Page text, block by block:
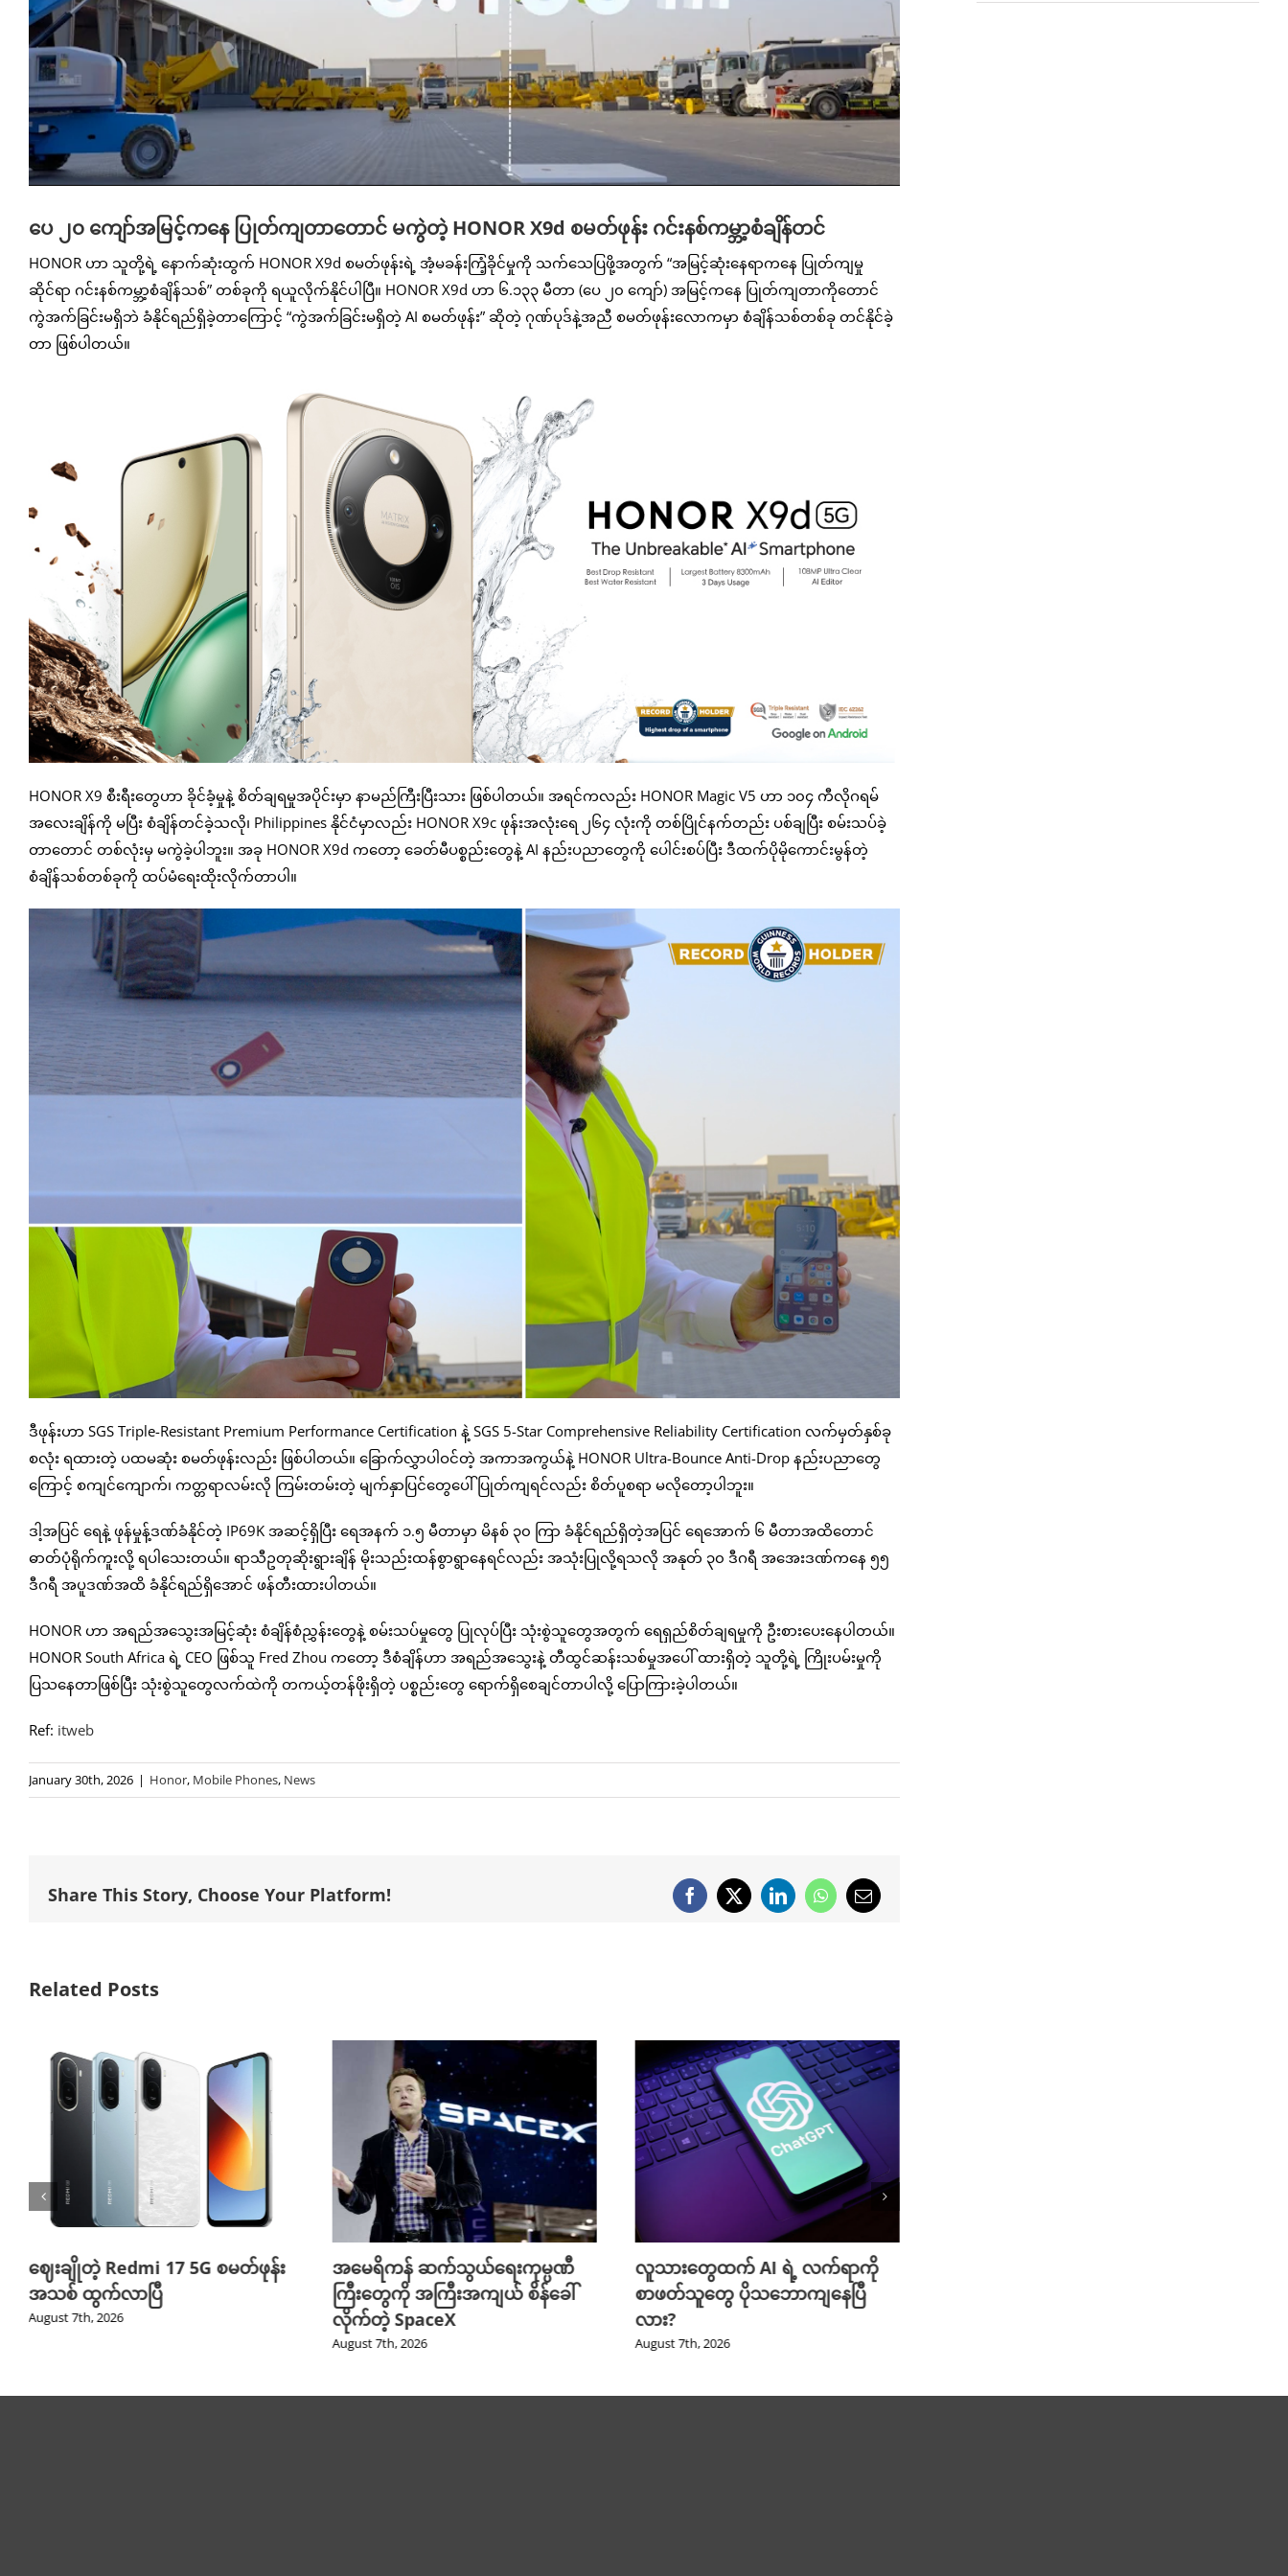
ပေ ၂၀ ကျော်အမြင့်ကနေ ပြုတ်ကျတာတောင် မကွဲတဲ့ HONOR X9d စမတ်ဖုန်း ဂင်းနစ်ကမ္ဘာ့စံချိန်တင်
HONOR ဟာ သူတို့ရဲ့ နောက်ဆုံးထွက် HONOR X9d စမတ်ဖုန်းရဲ့ အံ့မခန်းကြံ့ခိုင်မှုကို သက်သေပြဖို့အတွက် “အမြင့်ဆုံးနေရာကနေ ပြုတ်ကျမှု
ဆိုင်ရာ ဂင်းနစ်ကမ္ဘာ့စံချိန်သစ်” တစ်ခုကို ရယူလိုက်နိုင်ပါပြီ။ HONOR X9d ဟာ ၆.၁၃၃ မီတာ (ပေ ၂၀ ကျော်) အမြင့်ကနေ ပြုတ်ကျတာကိုတောင်
ကွဲအက်ခြင်းမရှိဘဲ ခံနိုင်ရည်ရှိခဲ့တာကြောင့် “ကွဲအက်ခြင်းမရှိတဲ့ AI စမတ်ဖုန်း” ဆိုတဲ့ ဂုဏ်ပုဒ်နဲ့အညီ စမတ်ဖုန်းလောကမှာ စံချိန်သစ်တစ်ခု တင်နိုင်ခဲ့
တာ ဖြစ်ပါတယ်။
HONOR X9 စီးရီးတွေဟာ ခိုင်ခံ့မှုနဲ့ စိတ်ချရမှုအပိုင်းမှာ နာမည်ကြီးပြီးသား ဖြစ်ပါတယ်။ အရင်ကလည်း HONOR Magic V5 ဟာ ၁၀၄ ကီလိုဂရမ်
အလေးချိန်ကို မပြီး စံချိန်တင်ခဲ့သလို၊ Philippines နိုင်ငံမှာလည်း HONOR X9c ဖုန်းအလုံးရေ ၂၆၄ လုံးကို တစ်ပြိုင်နက်တည်း ပစ်ချပြီး စမ်းသပ်ခဲ့
တာတောင် တစ်လုံးမှ မကွဲခဲ့ပါဘူး။ အခု HONOR X9d ကတော့ ခေတ်မီပစ္စည်းတွေနဲ့ AI နည်းပညာတွေကို ပေါင်းစပ်ပြီး ဒီထက်ပိုမိုကောင်းမွန်တဲ့
စံချိန်သစ်တစ်ခုကို ထပ်မံရေးထိုးလိုက်တာပါ။
ဒီဖုန်းဟာ SGS Triple-Resistant Premium Performance Certification နဲ့ SGS 5-Star Comprehensive Reliability Certification လက်မှတ်နှစ်ခု
စလုံး ရထားတဲ့ ပထမဆုံး စမတ်ဖုန်းလည်း ဖြစ်ပါတယ်။ ခြောက်လွှာပါဝင်တဲ့ အကာအကွယ်နဲ့ HONOR Ultra-Bounce Anti-Drop နည်းပညာတွေ
ကြောင့် စကျင်ကျောက်၊ ကတ္တရာလမ်းလို ကြမ်းတမ်းတဲ့ မျက်နှာပြင်တွေပေါ် ပြုတ်ကျရင်လည်း စိတ်ပူစရာ မလိုတော့ပါဘူး။
ဒါ့အပြင် ရေနဲ့ ဖုန်မှုန့်ဒဏ်ခံနိုင်တဲ့ IP69K အဆင့်ရှိပြီး ရေအနက် ၁.၅ မီတာမှာ မိနစ် ၃၀ ကြာ ခံနိုင်ရည်ရှိတဲ့အပြင် ရေအောက် ၆ မီတာအထိတောင်
ဓာတ်ပုံရိုက်ကူးလို့ ရပါသေးတယ်။ ရာသီဥတုဆိုးရွားချိန် မိုးသည်းထန်စွာရွာနေရင်လည်း အသုံးပြုလို့ရသလို အနုတ် ၃၀ ဒီဂရီ အအေးဒဏ်ကနေ ၅၅
ဒီဂရီ အပူဒဏ်အထိ ခံနိုင်ရည်ရှိအောင် ဖန်တီးထားပါတယ်။
HONOR ဟာ အရည်အသွေးအမြင့်ဆုံး စံချိန်စံညွှန်းတွေနဲ့ စမ်းသပ်မှုတွေ ပြုလုပ်ပြီး သုံးစွဲသူတွေအတွက် ရေရှည်စိတ်ချရမှုကို ဦးစားပေးနေပါတယ်။
HONOR South Africa ရဲ့ CEO ဖြစ်သူ Fred Zhou ကတော့ ဒီစံချိန်ဟာ အရည်အသွေးနဲ့ တီထွင်ဆန်းသစ်မှုအပေါ် ထားရှိတဲ့ သူတို့ရဲ့ ကြိုးပမ်းမှုကို
ပြသနေတာဖြစ်ပြီး သုံးစွဲသူတွေလက်ထဲကို တကယ့်တန်ဖိုးရှိတဲ့ ပစ္စည်းတွေ ရောက်ရှိစေချင်တာပါလို့ ပြောကြားခဲ့ပါတယ်။
Ref: itweb
January 30th, 2026 | Honor, Mobile Phones, News
Share This Story, Choose Your Platform! Facebook
X LinkedInWhatsApp
Email
Related Posts
ဈေးချိုတဲ့ Redmi 17 5G စမတ်ဖုန်း
အသစ် ထွက်လာပြီ
August 7th, 2026
အမေရိကန် ဆက်သွယ်ရေးကုမ္ပဏီ
ကြီးတွေကို အကြီးအကျယ် စိန်ခေါ်
လိုက်တဲ့ SpaceX
August 7th, 2026
လူသားတွေထက် AI ရဲ့ လက်ရာကို
စာဖတ်သူတွေ ပိုသဘောကျနေပြီ
လား?
August 7th, 2026